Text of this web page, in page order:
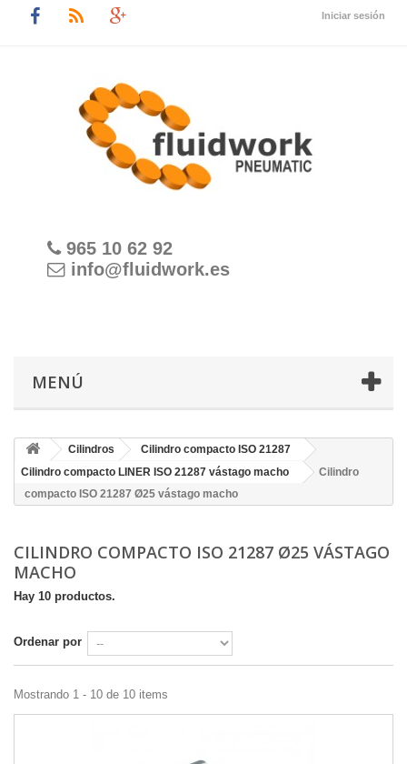
Iniciar sesión
965 10 62 92
info@fluidwork.es
MENÚ
Cilindros
Cilindro compacto ISO 21287
Cilindro compacto LINER ISO 21287 vástago macho
Cilindro
compacto ISO 21287 Ø25 vástago macho
CILINDRO COMPACTO ISO 21287 Ø25 VÁSTAGO
MACHO
Hay 10 productos.
Ordenar por
Mostrando 1 - 10 de 10 items